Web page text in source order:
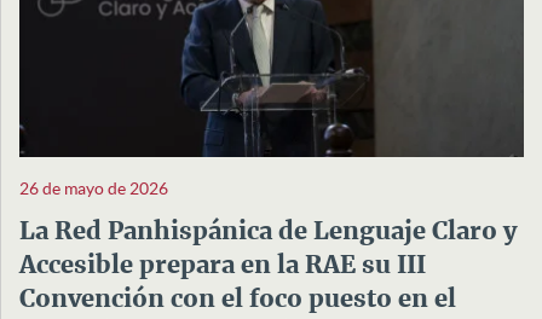
26 de mayo de 2026
La Red Panhispánica de Lenguaje Claro y
Accesible prepara en la RAE su III
Convención con el foco puesto en el